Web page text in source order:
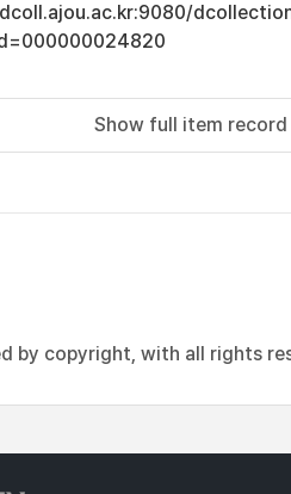
Show full item record
by copyright, with all rights